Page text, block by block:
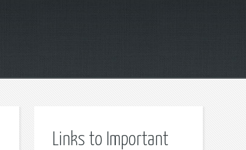
Links to Important